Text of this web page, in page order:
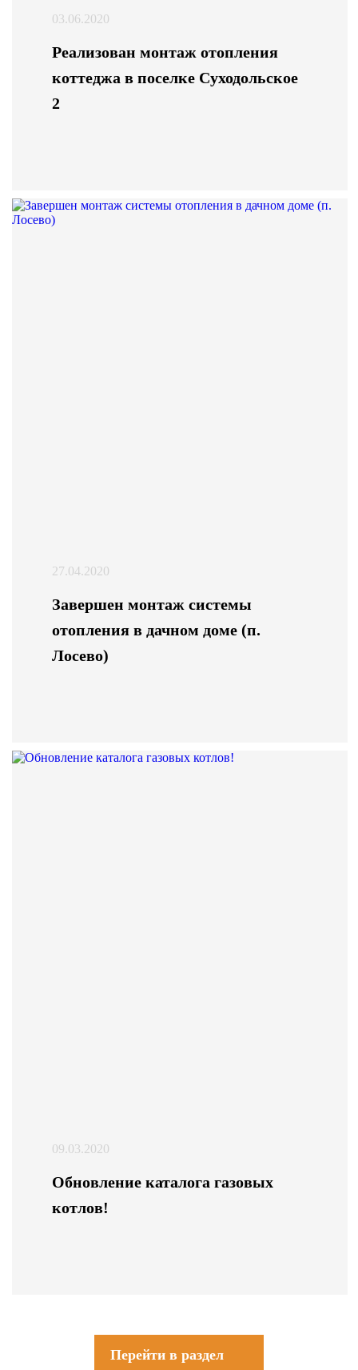
03.06.2020
Реализован монтаж отопления
коттеджа в поселке Суходольское
2
27.04.2020
Завершен монтаж системы
отопления в дачном доме (п.
Лосево)
09.03.2020
Обновление каталога газовых
котлов!
Перейти в раздел